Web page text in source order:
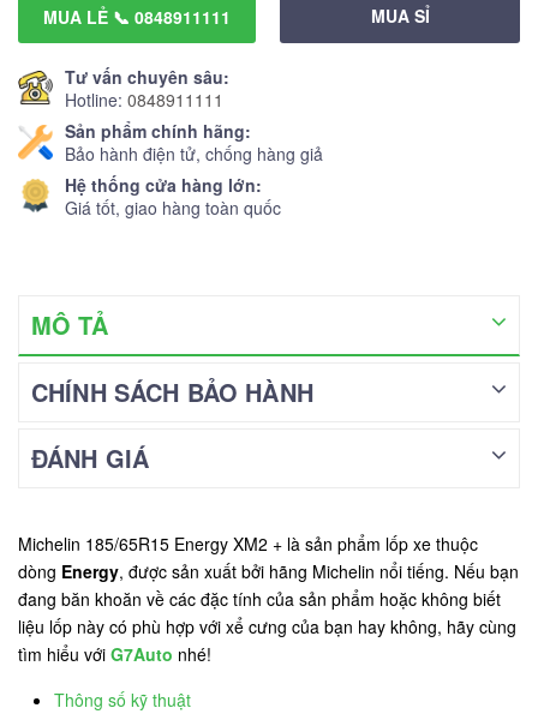
MUA LẺ 📞 0848911111 MUA SỈ
Tư vấn chuyên sâu:
Hotline: 0848911111
Sản phẩm chính hãng:
Bảo hành điện tử, chống hàng giả
Hệ thống cửa hàng lớn:
Giá tốt, giao hàng toàn quốc
MÔ TẢ
CHÍNH SÁCH BẢO HÀNH
ĐÁNH GIÁ
Michelin 185/65R15 Energy XM2 + là sản phẩm lốp xe thuộc
dòng Energy, được sản xuất bởi hãng Michelin nổi tiếng. Nếu bạn
đang băn khoăn về các đặc tính của sản phẩm hoặc không biết
liệu lốp này có phù hợp với xể cưng của bạn hay không, hãy cùng
tìm hiểu với G7Auto nhé!
Thông số kỹ thuật